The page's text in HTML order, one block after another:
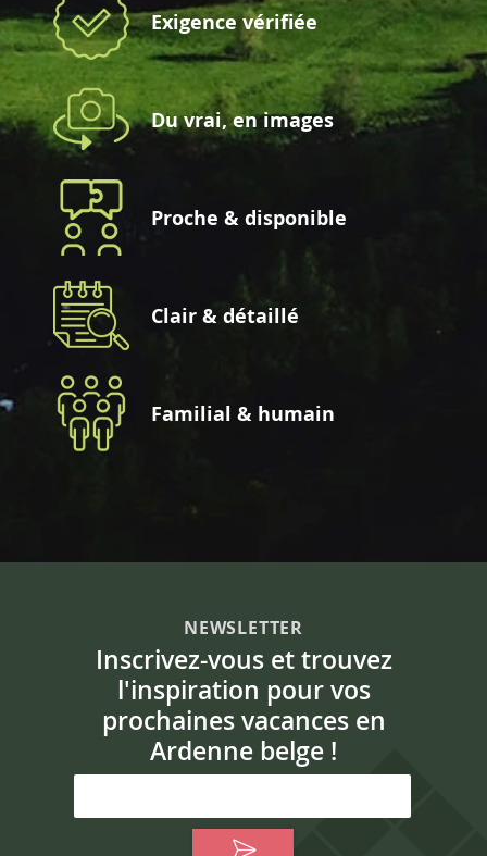
Exigence vérifiée
Du vrai, en images
Proche & disponible
Clair & détaillé
Familial & humain
NEWSLETTER
Inscrivez-vous et trouvez
l'inspiration pour vos
prochaines vacances en
Ardenne belge !